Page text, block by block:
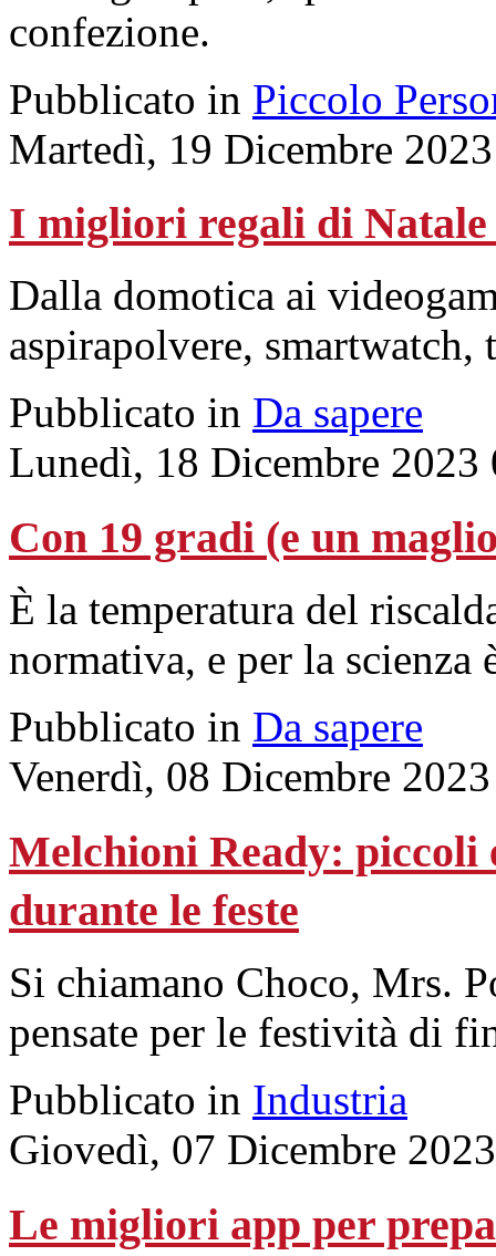
confezione.
Pubblicato in Piccolo
Martedì, 19 Dicembre
I migliori regali di Natale
Dalla domotica ai
aspirapolvere,
Pubblicato in Da sapere
Lunedì, 18 Dicembre 2023
Con 19 gradi (e un
È la temperatura del
normativa, e per la scienza
Pubblicato in Da sapere
Venerdì, 08 Dicembre
Melchioni Ready: piccoli
durante le feste
Si chiamano Choco, Mrs.
pensate per le festività di
Pubblicato in Industria
Giovedì, 07 Dicembre
Le migliori app per